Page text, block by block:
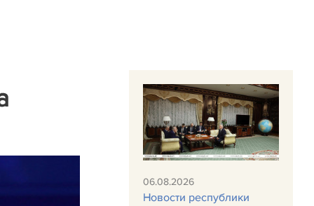
06.08.2026
Новости республики